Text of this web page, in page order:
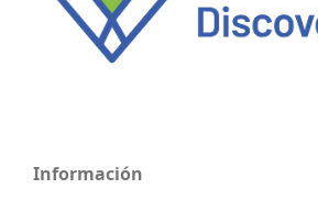
Información